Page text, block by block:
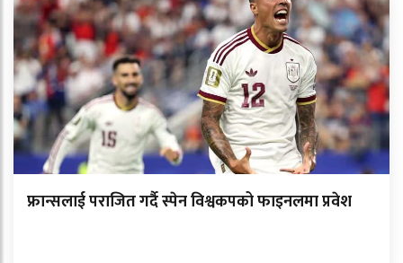
फ्रान्सलाई पराजित गर्दै स्पेन विश्वकपको फाइनलमा प्रवेश